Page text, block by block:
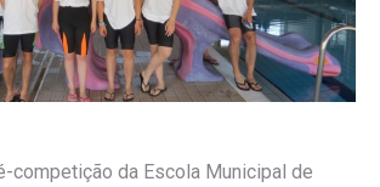
competição da Escola Municipal de